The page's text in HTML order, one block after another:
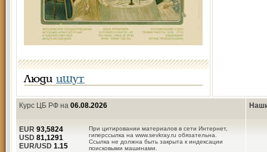
Люди ищут
Курс ЦБ РФ на 06.08.2026
При цитировании материалов в сети Интернет,
гиперссылка на www.sevkray.ru обязательна.
Ссылка не должна быть закрыта к индексации
поисковыми машинами.
EUR 93,5824
USD 81,1291
EUR/USD 1.15